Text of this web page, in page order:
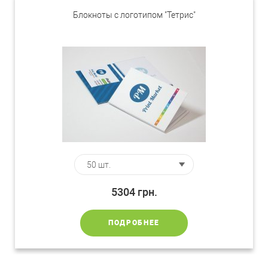
Блокноты с логотипом "Тетрис"
5304 грн.
ПОДРОБНЕЕ